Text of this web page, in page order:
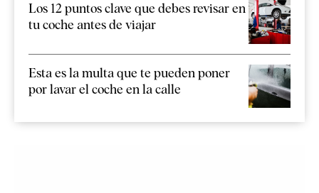
Los 12 puntos clave que debes revisar en
tu coche antes de viajar
Esta es la multa que te pueden poner
por lavar el coche en la calle